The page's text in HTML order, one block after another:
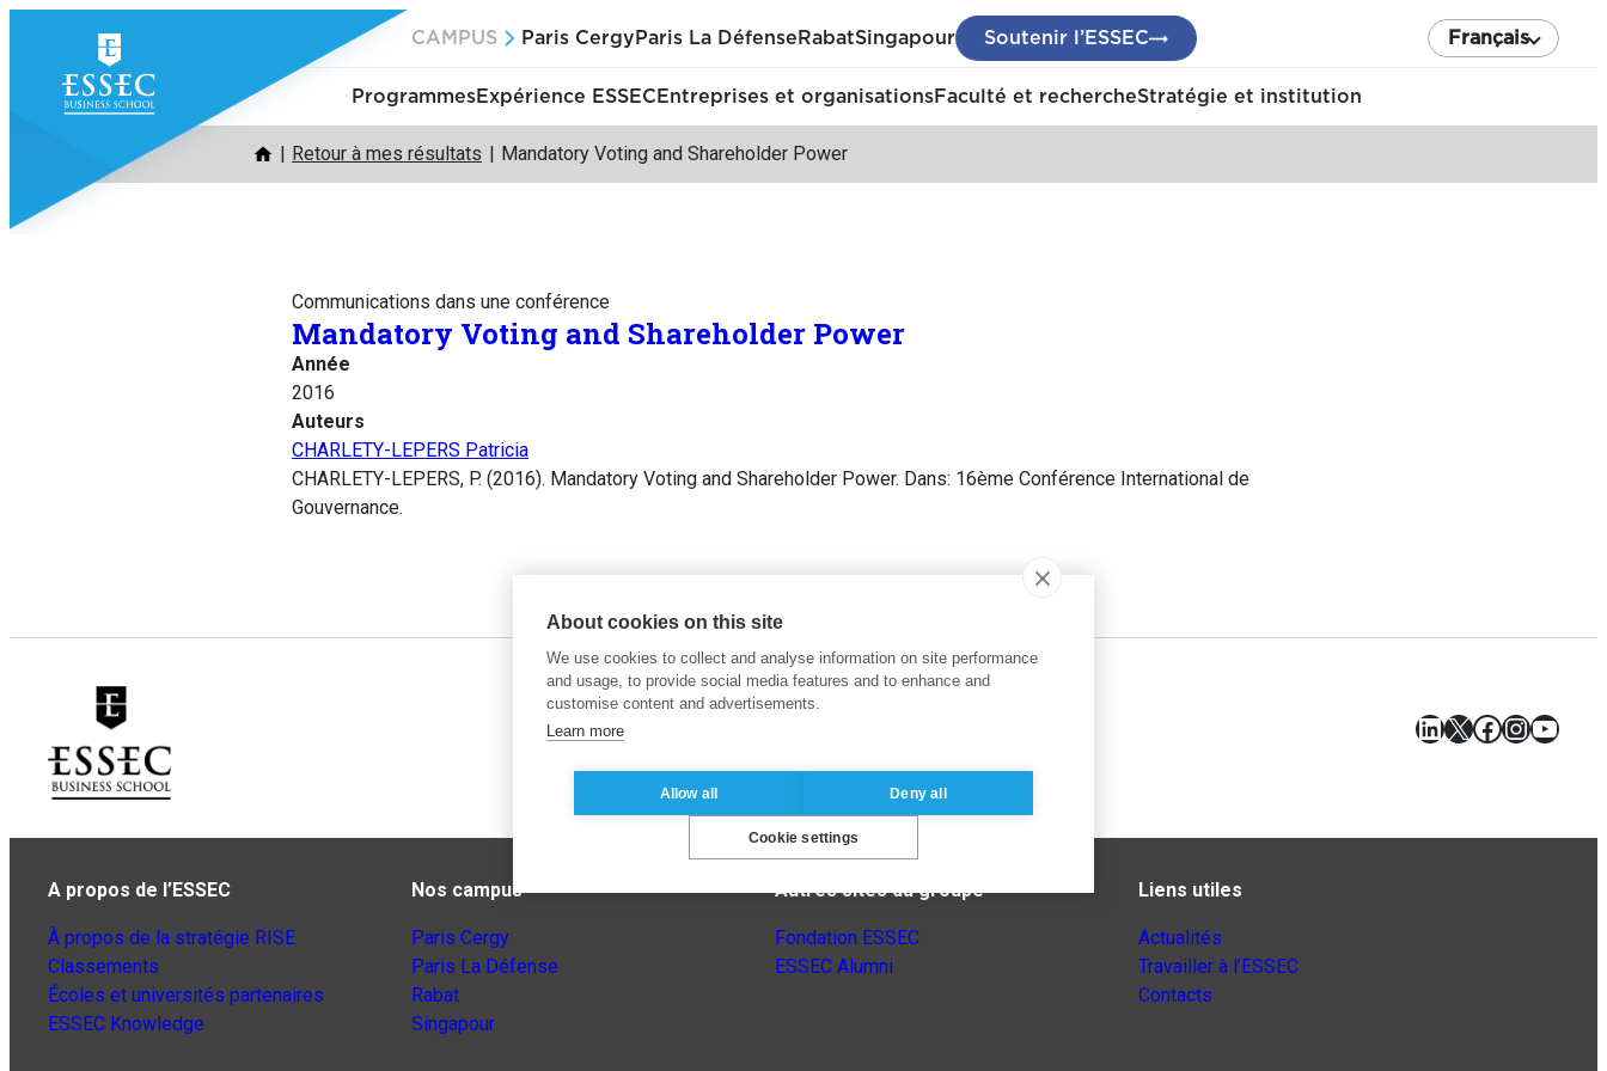
contenu
CAMPUS Paris Cergy Paris La Défense RabatSingapour Soutenir l’ESSEC Français
ProgrammesExpérience ESSEC Entreprises et organisationsFaculté et rechercheStratégie et institution
Retour à mes résultats Mandatory Voting and Shareholder Power
Communications dans une conférence
Mandatory Voting and Shareholder Power
Année
2016
Auteurs
CHARLETY-LEPERS Patricia
CHARLETY-LEPERS, P. (2016). Mandatory Voting and Shareholder Power. Dans: 16ème Conférence International de
Gouvernance.
LinkedIn
X Facebook
A propos de l’ESSEC
À propos de la stratégie RISE
Classements
Écoles et universités partenaires
ESSEC Knowledge
Nos campus
Paris Cergy
Paris La Défense
Rabat
Singapour
Autres sites du groupe
Fondation ESSEC
ESSEC Alumni
Liens utiles
Actualités
Travailler à l’ESSEC
Contacts
About cookies on this site
We use cookies to collect and analyse information on site performance
and usage, to provide social media features and to enhance and
customise content and advertisements.
Learn more
Allow all Deny all
Cookie settings